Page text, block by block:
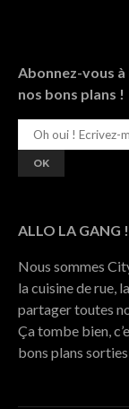
Abonnez-vous
nos bons plans !
ALLO LA GANG !
Nous sommes
la cuisine de rue,
partager toutes
Ça tombe bien,
bons plans